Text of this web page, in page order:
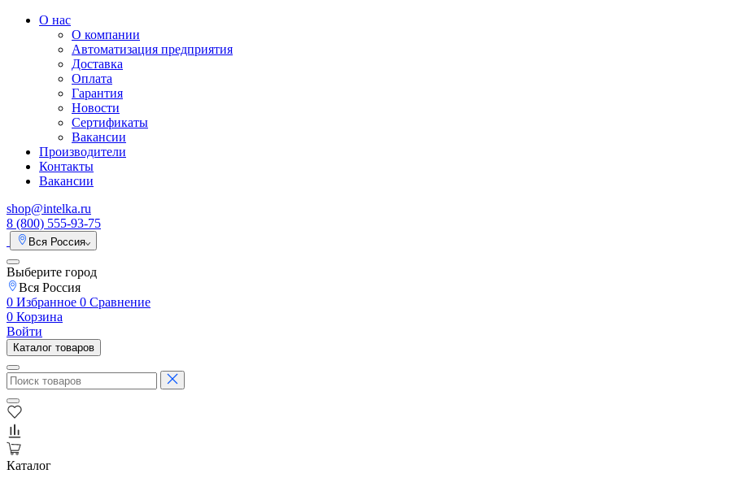
О нас
О компании
Автоматизация предприятия
Доставка
Оплата
Гарантия
Новости
Сертификаты
Вакансии
Производители
Контакты
Вакансии
shop@intelka.ru
8 (800) 555-93-75
Вся Россия
Выберите город
Вся Россия
0 Избранное 0 Сравнение
0 Корзина
Войти
Каталог товаров
Каталог